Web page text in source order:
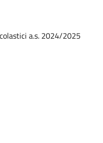
a.s. 2024/2025